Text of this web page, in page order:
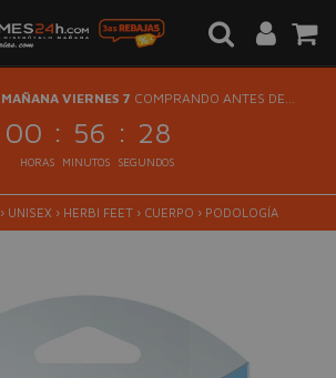
MAÑANA VIERNES 7 COMPRANDO ANTES DE...
00 : 56 : 28
HORAS MINUTOS SEGUNDOS
› UNISEX › HERBI FEET › CUERPO › PODOLOGÍA